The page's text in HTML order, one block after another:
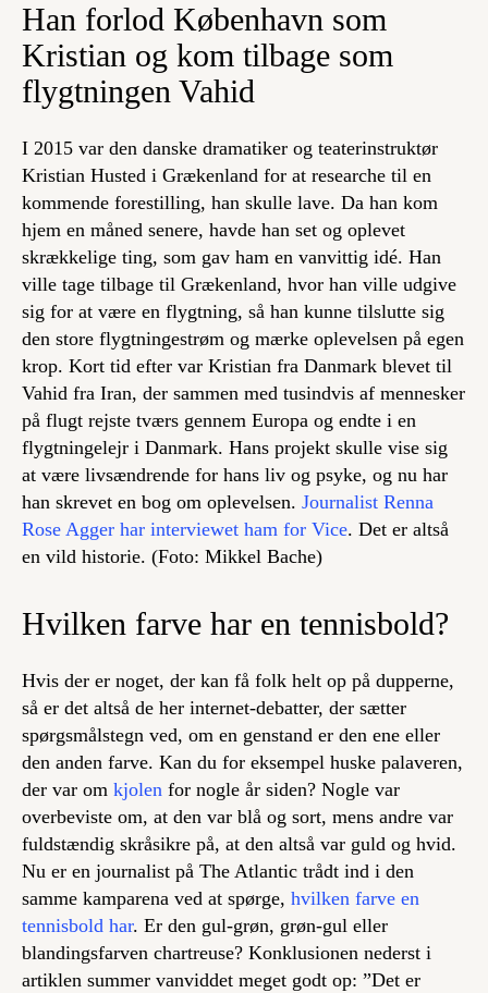
Han forlod København som
Kristian og kom tilbage som
flygtningen Vahid
I 2015 var den danske dramatiker og teaterinstruktør
Kristian Husted i Grækenland for at researche til en
kommende forestilling, han skulle lave. Da han kom
hjem en måned senere, havde han set og oplevet
skrækkelige ting, som gav ham en vanvittig idé. Han
ville tage tilbage til Grækenland, hvor han ville udgive
sig for at være en flygtning, så han kunne tilslutte sig
den store flygtningestrøm og mærke oplevelsen på egen
krop. Kort tid efter var Kristian fra Danmark blevet til
Vahid fra Iran, der sammen med tusindvis af mennesker
på flugt rejste tværs gennem Europa og endte i en
flygtningelejr i Danmark. Hans projekt skulle vise sig
at være livsændrende for hans liv og psyke, og nu har
han skrevet en bog om oplevelsen. Journalist Renna
Rose Agger har interviewet ham for Vice. Det er altså
en vild historie. (Foto: Mikkel Bache)
Hvilken farve har en tennisbold?
Hvis der er noget, der kan få folk helt op på dupperne,
så er det altså de her internet-debatter, der sætter
spørgsmålstegn ved, om en genstand er den ene eller
den anden farve. Kan du for eksempel huske palaveren,
der var om kjolen for nogle år siden? Nogle var
overbeviste om, at den var blå og sort, mens andre var
fuldstændig skråsikre på, at den altså var guld og hvid.
Nu er en journalist på The Atlantic trådt ind i den
samme kamparena ved at spørge, hvilken farve en
tennisbold har. Er den gul-grøn, grøn-gul eller
blandingsfarven chartreuse? Konklusionen nederst i
artiklen summer vanviddet meget godt op: ”Det er